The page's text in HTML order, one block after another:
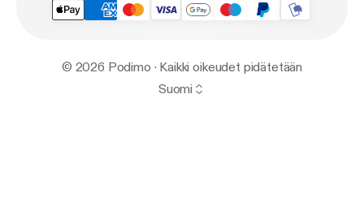
© 2026 Podimo · Kaikki oikeudet pidätetään
Suomi